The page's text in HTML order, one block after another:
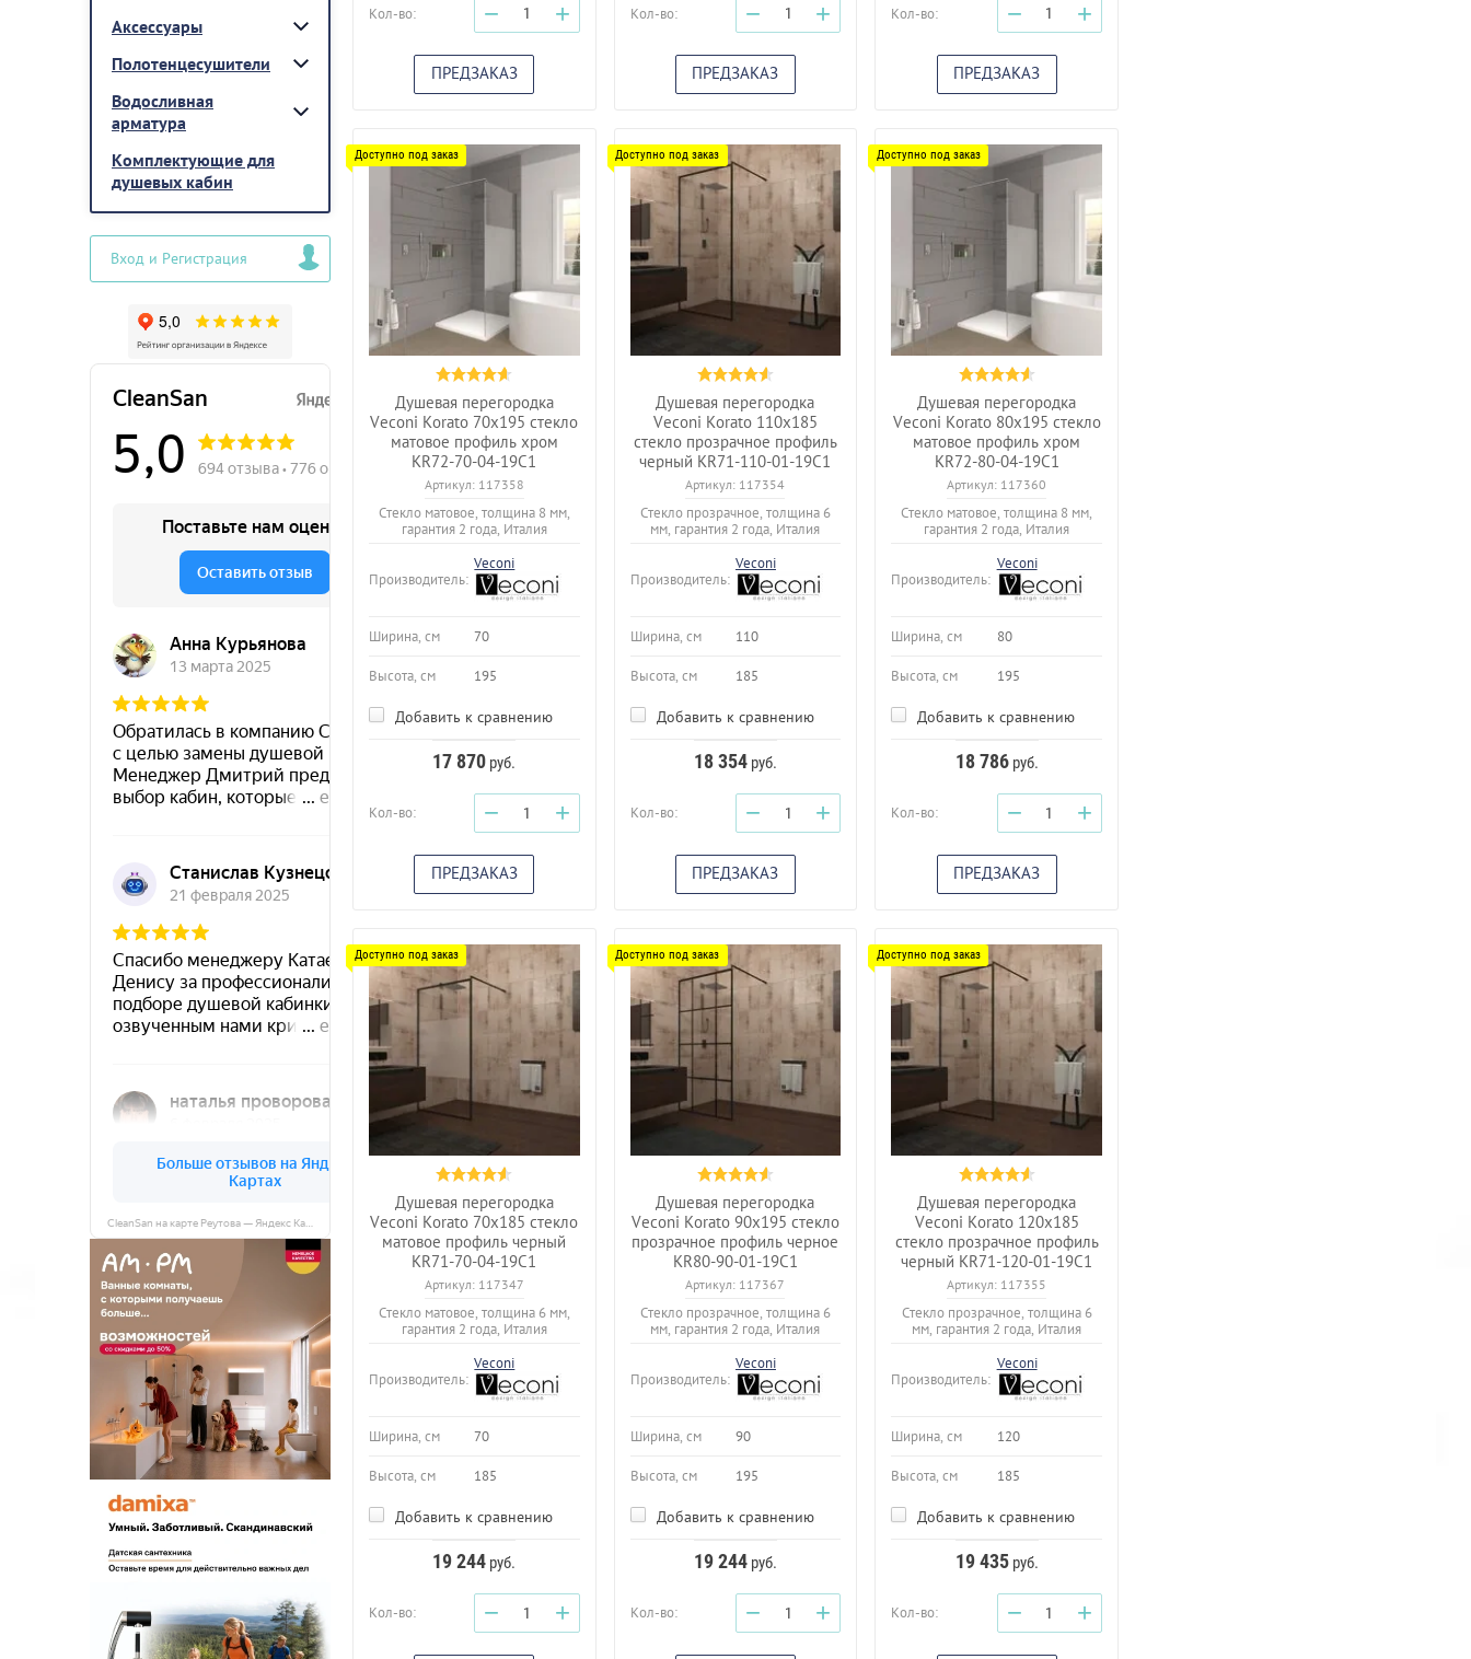
Аксессуары
Полотенцесушители
Водосливная
арматура
Комплектующие для
душевых кабин
Вход и Регистрация
Кол-во: − +
ПРЕДЗАКАЗ
Кол-во: − +
ПРЕДЗАКАЗ
Кол-во: − +
ПРЕДЗАКАЗ
Душевая перегородка
Veconi Korato 70x195 стекло
матовое профиль хром
KR72-70-04-19C1
Артикул:117358
Стекло матовое, толщина 8 мм,
гарантия 2 года, Италия
Производитель:
Veconi
Ширина, см 70
Высота, см 195
Добавить к сравнению
17 870 руб.
Кол-во: − +
ПРЕДЗАКАЗ
Душевая перегородка
Veconi Korato 110x185
стекло прозрачное профиль
черный KR71-110-01-19C1
Артикул: 117354
Стекло прозрачное, толщина 6
мм, гарантия 2 года, Италия
Производитель:
Veconi
Ширина, см 110
Высота, см 185
Добавить к сравнению
18 354руб.
Кол-во: − +
ПРЕДЗАКАЗ
Душевая перегородка
Veconi Korato 80x195 стекло
матовое профиль хром
KR72-80-04-19C1
Артикул: 117360
Стекло матовое, толщина 8 мм,
гарантия 2 года, Италия
Производитель:
Veconi
Ширина, см 80
Высота, см 195
Добавить к сравнению
18 786руб.
Кол-во: − +
ПРЕДЗАКАЗ
Душевая перегородка
Veconi Korato 70x185 стекло
матовое профиль черный
KR71-70-04-19C1
Артикул:117347
Стекло матовое, толщина 6 мм,
гарантия 2 года, Италия
Производитель:
Veconi
Ширина, см 70
Высота, см 185
Добавить к сравнению
19 244 руб.
Кол-во: − +
Душевая перегородка
Veconi Korato 90x195 стекло
прозрачное профиль черное
KR80-90-01-19C1
Артикул: 117367
Стекло прозрачное, толщина 6
мм, гарантия 2 года, Италия
Производитель:
Veconi
Ширина, см 90
Высота, см 195
Добавить к сравнению
19 244руб.
Кол-во: − +
Душевая перегородка
Veconi Korato 120x185
стекло прозрачное профиль
черный KR71-120-01-19C1
Артикул: 117355
Стекло прозрачное, толщина 6
мм, гарантия 2 года, Италия
Производитель:
Veconi
Ширина, см 120
Высота, см 185
Добавить к сравнению
19 435руб.
Кол-во: − +